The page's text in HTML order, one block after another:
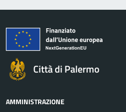
Città di Palermo
AMMINISTRAZIONE